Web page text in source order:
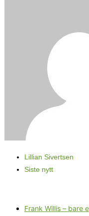
Lillian Sivertsen
Siste nytt
Frank Willis – bare